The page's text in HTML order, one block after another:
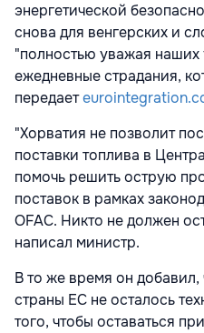
энергетической
снова для венгерских и
"полностью уважая
ежедневные страдания,
передает
"Хорватия не позволит
поставки топлива в
помочь решить острую
поставок в рамках
OFAC. Никто не должен
написал министр.
В то же время он добавил,
страны ЕС не осталось
того, чтобы оставаться